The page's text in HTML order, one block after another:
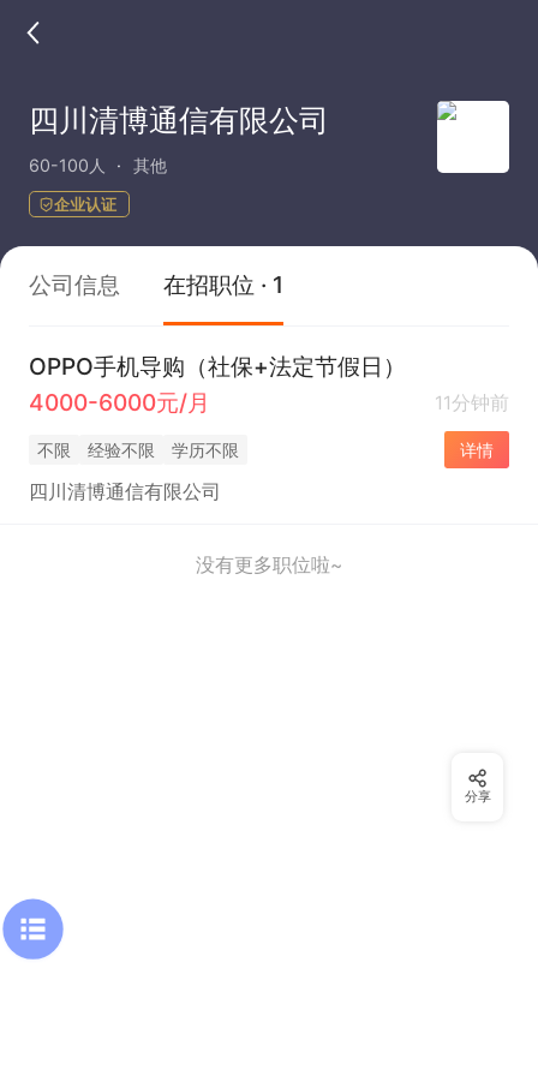
四川清博通信有限公司
60-100人 其他
企业认证
公司信息 在招职位 · 1
OPPO手机导购（社保+法定节假日）
4000-6000元/月
11分钟前
不限 经验不限 学历不限 详情
四川清博通信有限公司
没有更多职位啦~
分享